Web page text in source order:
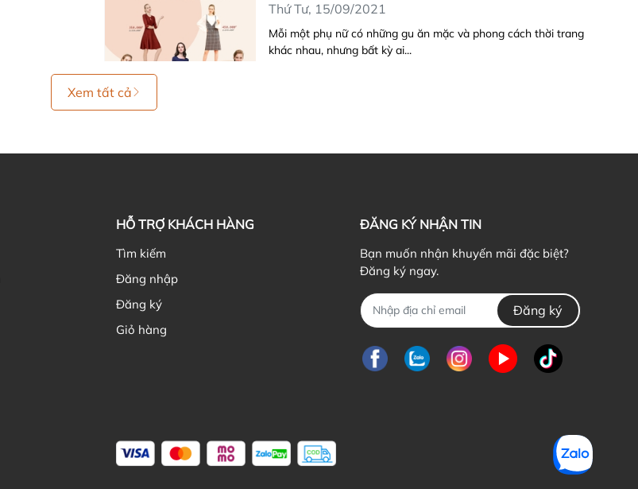
Thứ Tư, 15/09/2021
Mỗi một phụ nữ có những gu ăn mặc và phong cách thời trang
khác nhau, nhưng bất kỳ ai...
Nên tặng quà giáng sinh gì cho bạn gái mới quen?
Chủ Nhật, 21/03/2021
Không khí giáng sinh đang ùa về khắp mọi nẻo đường, ai ai
cũng nô nức chờ đón và chuẩn...
Xem tất cả
HỖ TRỢ KHÁCH HÀNG
Tìm kiếm
Đăng nhập
Đăng ký
Giỏ hàng
ĐĂNG KÝ NHẬN TIN
Bạn muốn nhận khuyến mãi đặc biệt?
Đăng ký ngay.
Đăng ký